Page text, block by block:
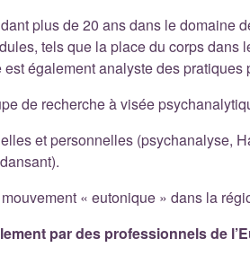
plus de 20 ans dans le domaine
tels que la place du corps
également analyste des pratiques
de recherche à visée
et personnelles (psychanalyse,
« eutonique » dans la
par des professionnels de